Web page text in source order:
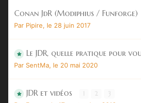
Conan JdR (Modiphius / Funforge)
Par Pipire, le 28 juin 2017
Le JDR, quelle pratique pour
Par SentMa, le 20 mai 2020
JDR et vidéos 1 2 3